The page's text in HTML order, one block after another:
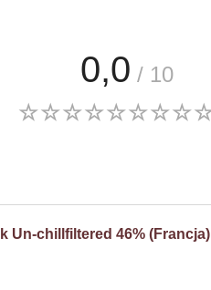
0,0 / 10
Un-chillfiltered 46% (Francja)